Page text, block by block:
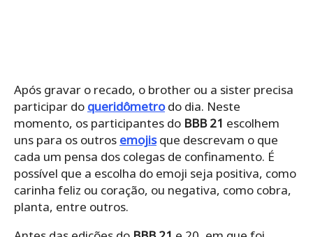
Após gravar o recado, o brother ou a sister precisa
participar do queridômetrodo dia. Neste
momento, os participantes do BBB 21 escolhem
uns para os outros emojisque descrevam o que
cada um pensa dos colegas de confinamento. É
possível que a escolha do emoji seja positiva, como
carinha feliz ou coração, ou negativa, como cobra,
planta, entre outros.